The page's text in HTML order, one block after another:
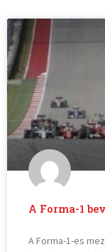
A Forma-1
A Forma-1-es